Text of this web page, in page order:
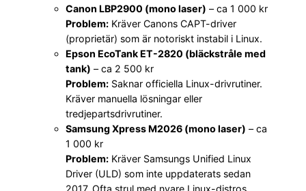
Canon LBP2900 (mono laser) – ca 1 000 kr
Problem: Kräver Canons CAPT-driver
(proprietär) som är notoriskt instabil i Linux.
Epson EcoTank ET-2820 (bläckstråle med
tank) – ca 2 500 kr
Problem: Saknar officiella Linux-drivrutiner.
Kräver manuella lösningar eller
tredjepartsdrivrutiner.
Samsung Xpress M2026 (mono laser) – ca
1 000 kr
Problem: Kräver Samsungs Unified Linux
Driver (ULD) som inte uppdaterats sedan
2017. Ofta strul med nyare Linux-distros.